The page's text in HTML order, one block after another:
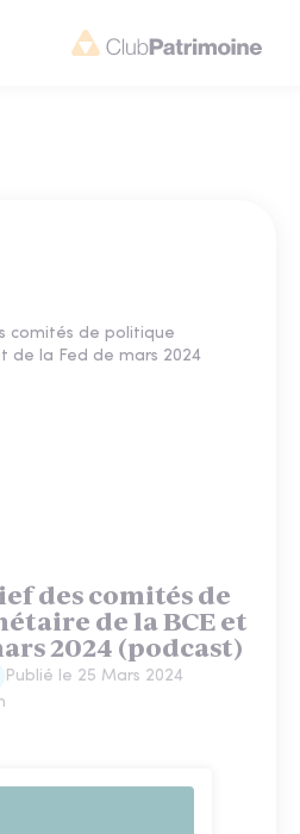
des comités de
de la BCE et
2024 (podcast)
Publié le 25 Mars 2024